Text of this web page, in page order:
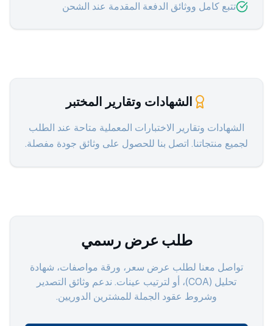
تتبع كامل ووثائق الدفعة المقدمة عند الشحن
الشهادات وتقارير المختبر
الشهادات وتقارير الاختبارات المعملية متاحة عند الطلب
لجميع منتجاتنا. اتصل بنا للحصول على وثائق جودة مفصلة.
طلب عرض رسمي
تواصل معنا لطلب عرض سعر، ورقة مواصفات، شهادة
تحليل (COA)، أو لترتيب عينات. ندعم وثائق التصدير
وشروط عقود الجملة للمشترين الدوريين.